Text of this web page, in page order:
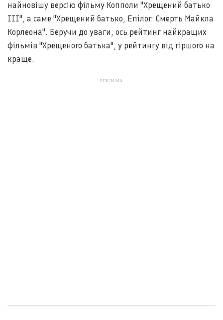
найновішу версію фільму Копполи "Хрещений батько
III", а саме "Хрещений батько, Епілог: Смерть Майкла
Корлеона". Беручи до уваги, ось рейтинг найкращих
фільмів "Хрещеного батька", у рейтингу від гіршого на
краще.
РЕКЛАМА